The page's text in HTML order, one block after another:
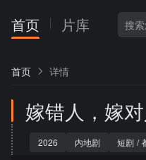
首页 片库
首页 详情
嫁错人，嫁
2026 内地剧 短剧 /